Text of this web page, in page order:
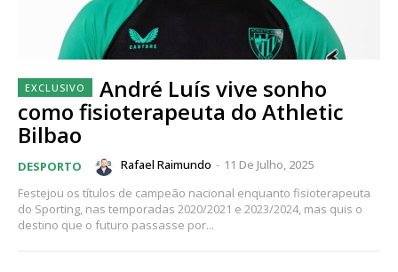
André Luís vive sonho
como fisioterapeuta do Athletic
Bilbao
DESPORTO Rafael Raimundo - 11 De Julho, 2025
Festejou os títulos de campeão nacional enquanto fisioterapeuta
do Sporting, nas temporadas 2020/2021 e 2023/2024, mas quis o
destino que o futuro passasse por...